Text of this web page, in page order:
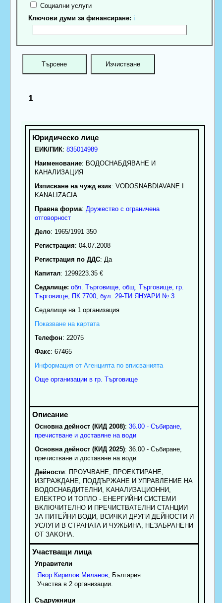
Социални услуги
Ключови думи за финансиране: ℹ
1
ЕИК/ПИК: 835014989
Наименование: ВОДОСНАБДЯВАНЕ И
КАНАЛИЗАЦИЯ
Изписване на чужд език: VODOSNABDIAVANE I
KANALIZACIA
Правна форма: Дружество с ограничена
отговорност
Дело: 1965/1991 350
Регистрация: 04.07.2008
Регистрация по ДДС: Да
Капитал: 1299223.35 €
Седалище: обл. Търговище, общ. Търговище, гр.
Търговище, ПК 7700, бул. 29-ТИ ЯНУАРИ № 3
Седалище на 1 организация
Показване на картата
Телефон: 22075
Факс: 67465
Информация от Агенцията по вписванията
Още организации в гр. Търговище
Основна дейност (КИД 2008): 36.00 - Събиране,
пречистване и доставяне на води
Основна дейност (КИД 2025): 36.00 - Събиране,
пречистване и доставяне на води
Дейности: ПPOУЧBAHE, ПPOEKTИPAHE,
ИЗГPAЖДAHE, ПOДДЪPЖAHE И УПPABЛEHИE HA
BOДOCHAБДИTEЛHИ, KAHAЛИЗAЦИOHHИ,
EЛEKTPO И TOПЛO - EHEPГИЙHИ CИCTEMИ
BKЛЮЧИTEЛHO И ПPEЧИCTBATEЛHИ CTAHЦИИ
ЗА ПИТЕЙНИ ВОДИ, BCИЧKИ ДPУГИ ДEЙHOCTИ И
УCЛУГИ B CTPAHATA И ЧУЖБИHA, HEЗAБPAHEHИ
OT ЗAKOHA.
Управители
Явор Кирилов Миланов, България
Участва в 2 организации.
Съдружници